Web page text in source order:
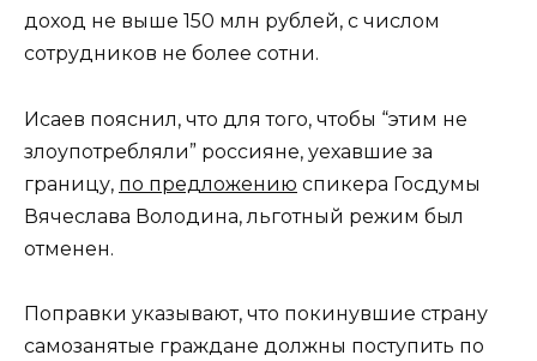
доход не выше 150 млн рублей, с числом
сотрудников не более сотни.
Исаев пояснил, что для того, чтобы “этим не
злоупотребляли” россияне, уехавшие за
границу, по предложению спикера Госдумы
Вячеслава Володина, льготный режим был
отменен.
Поправки указывают, что покинувшие страну
самозанятые граждане должны поступить по